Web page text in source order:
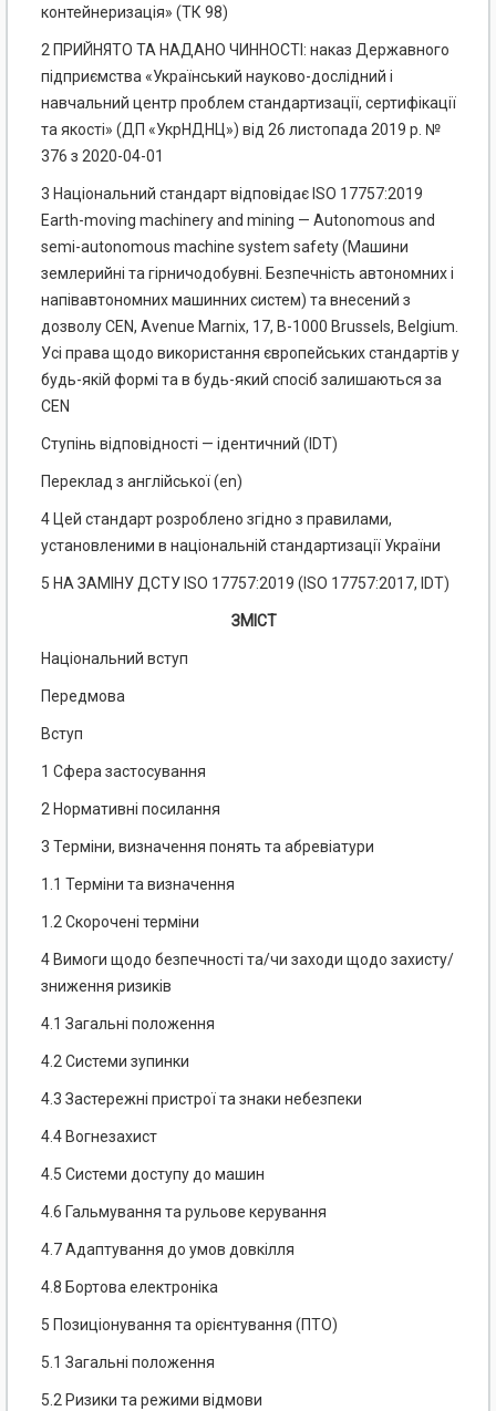
контейнеризація» (ТК 98)
2 ПРИЙНЯТО ТА НАДАНО ЧИННОСТІ: наказ Державного
підприємства «Український науково-дослідний і
навчальний центр проблем стандартизації, сертифікації
та якості» (ДП «УкрНДНЦ») від 26 листопада 2019 р. №
376 з 2020-04-01
3 Національний стандарт відповідає ISO 17757:2019
Earth-moving machinery and mining — Autonomous and
semi-autonomous machine system safety (Машини
землерийні та гірничодобувні. Безпечність автономних і
напівавтономних машинних систем) та внесений з
дозволу CEN, Avenue Marnix, 17, В-1000 Brussels, Belgium.
Усі права щодо використання європейських стандартів у
будь-якій формі та в будь-який спосіб залишаються за
CEN
Ступінь відповідності — ідентичний (IDT)
Переклад з англійської (еn)
4 Цей стандарт розроблено згідно з правилами,
установленими в національній стандартизації України
5 НА ЗАМІНУ ДСТУ ISO 17757:2019 (ISO 17757:2017, IDT)
ЗМІСТ
Національний вступ
Передмова
Вступ
1 Сфера застосування
2 Нормативні посилання
3 Терміни, визначення понять та абревіатури
1.1 Терміни та визначення
1.2 Скорочені терміни
4 Вимоги щодо безпечності та/чи заходи щодо захисту/
зниження ризиків
4.1 Загальні положення
4.2 Системи зупинки
4.3 Застережні пристрої та знаки небезпеки
4.4 Вогнезахист
4.5 Системи доступу до машин
4.6 Гальмування та рульове керування
4.7 Адаптування до умов довкілля
4.8 Бортова електроніка
5 Позиціонування та орієнтування (ПТО)
5.1 Загальні положення
5.2 Ризики та режими відмови